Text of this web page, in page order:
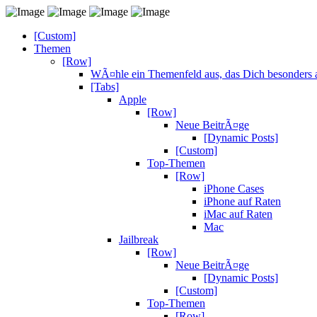
[Custom]
Themen
[Row]
WÃ¤hle ein Themenfeld aus, das Dich besonders
[Tabs]
Apple
[Row]
Neue BeitrÃ¤ge
[Dynamic Posts]
[Custom]
Top-Themen
[Row]
iPhone Cases
iPhone auf Raten
iMac auf Raten
Mac
Jailbreak
[Row]
Neue BeitrÃ¤ge
[Dynamic Posts]
[Custom]
Top-Themen